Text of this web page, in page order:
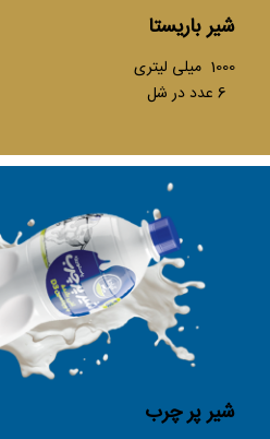
شیر باریستا
1000 میلی لیتری
شیر پر چرب